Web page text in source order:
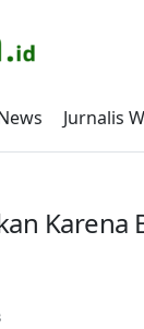
Jurnalis
Karena